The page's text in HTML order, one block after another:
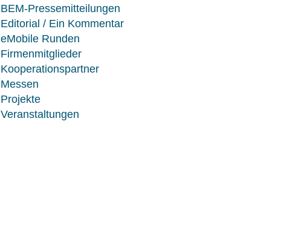
BEM-Pressemitteilungen
Editorial / Ein Kommentar
eMobile Runden
Firmenmitglieder
Kooperationspartner
Messen
Projekte
Veranstaltungen